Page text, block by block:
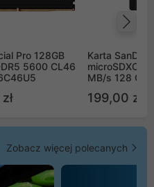
Pro 128GB
5600 CL46
Karta
microSDXC
MB/s 128 GB
199,00 zł
Zobacz więcej polecanych